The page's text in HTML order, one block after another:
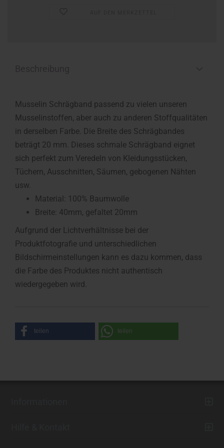
Musselin Schrägband passend zu vielen unseren
Musselinstoffen, aber auch zu anderen Stoffqualitäten
in derselben Farbe. Die Breite des Schrägbandes
beträgt 20 mm. Dieses schmale Schrägband eignet
sich perfekt zum Veredeln von Kleidungsstücken,
Tüchern, Ausschnitten, Säumen, gebogenen Nähten
usw.
Material: 100% Baumwolle
Breite: 40mm, gefaltet 20mm
Aufgrund der Lichtverhältnisse bei der
Produktfotografie und unterschiedlichen
Bildschirmeinstellungen kann es dazu kommen, dass
die Farbe des Produktes nicht authentisch
wiedergegeben wird.
teilen teilen